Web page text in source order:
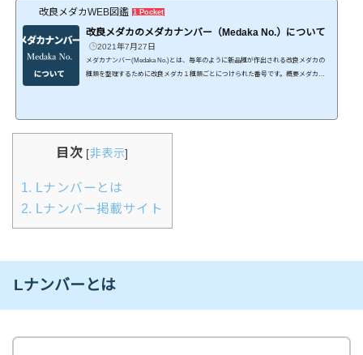
改良メダカWEB図鑑 1 Pocket
改良メダカのメダカナンバー（Medaka No.）について
2021年7月27日
メダカナンバー(Medaka No.)とは、毎年のように新品種が作出される改良メダカの
種類を整理するために改良メダカ１種類ごとにつけられた番号です。概要メダカナ
目次 [非表示]
1. Lナンバーとは
2. Lナンバー掲載サイト
Lナンバーとは